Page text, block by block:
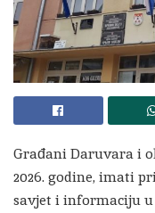
Građani Daruvara i
2026. godine, imati
savjet i informaciju